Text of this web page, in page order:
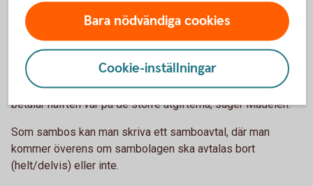
bostaden vid en separation. För bohag, som till exempel
möbler, gäller att det som införskaffats för att användas
gemensamt delas lika vid en separation.
– Det spelar ingen roll om den ena parten har betalat mer än
den andra, det delas ändå lika. Därför är det bra om man
betalar hälften var på de större utgifterna, säger Madelén.
Som sambos kan man skriva ett samboavtal, där man
kommer överens om sambolagen ska avtalas bort
(helt/delvis) eller inte.
Bara nödvändiga cookies
Cookie-inställningar